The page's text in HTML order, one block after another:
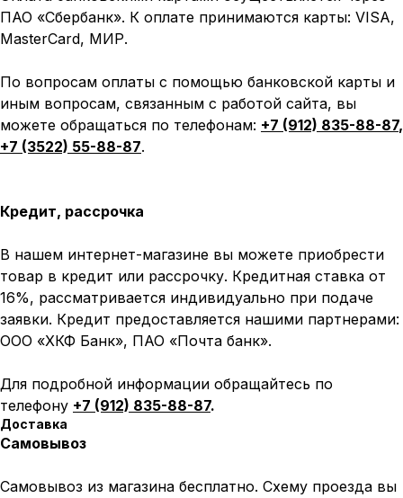
ПАО «Сбербанк». К оплате принимаются карты: VISA,
MasterCard, МИР.
По вопросам оплаты с помощью банковской карты и
иным вопросам, связанным с работой сайта, вы
можете обращаться по телефонам: +7 (912) 835-88-87,
+7 (3522) 55-88-87.
Кредит, рассрочка
В нашем интернет-магазине вы можете приобрести
товар в кредит или рассрочку. Кредитная ставка от
16%, рассматривается индивидуально при подаче
заявки. Кредит предоставляется нашими партнерами:
ООО «ХКФ Банк», ПАО «Почта банк».
Для подробной информации обращайтесь по
телефону +7 (912) 835-88-87.
Доставка
Самовывоз
Самовывоз из магазина бесплатно. Схему проезда вы